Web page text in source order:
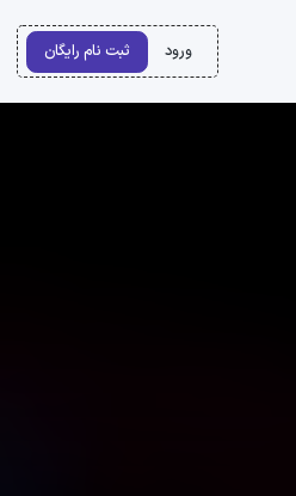
ورود ثبت نام رایگان